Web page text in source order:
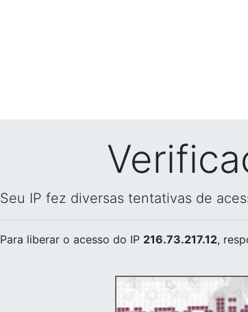
Seu IP fez diversas tentativas de
Para liberar o acesso do IP 216.73.217.12,